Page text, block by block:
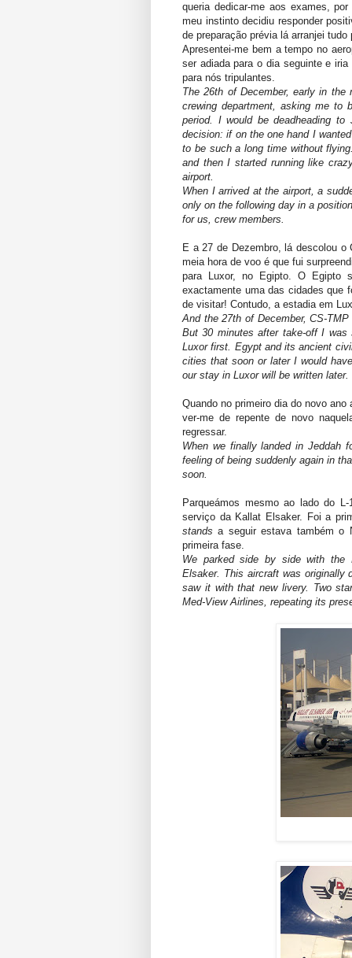
queria dedicar-me aos exames,
meu instinto decidiu responder
de preparação prévia lá arranjei
Apresentei-me bem a tempo no
ser adiada para o dia seguinte e
para nós tripulantes.
The 26th of December, early in
crewing department, asking me
period. I would be deadheading
decision: if on the one hand I
to be such a long time without
and then I started running like
airport.
When I arrived at the airport, a
only on the following day in a
for us, crew members.
E a 27 de Dezembro, lá descolou
meia hora de voo é que fui
para Luxor, no Egipto. O Egipto
exactamente uma das cidades que
de visitar! Contudo, a estadia em
And the 27th of December, CS-
But 30 minutes after take-off I was
Luxor first. Egypt and its ancient
cities that soon or later I would
our stay in Luxor will be written later.
Quando no primeiro dia do novo
ver-me de repente de novo
regressar.
When we finally landed in Jeddah
feeling of being suddenly again in
soon.
Parqueámos mesmo ao lado do L-
serviço da Kallat Elsaker. Foi a
stands a seguir estava também o
primeira fase.
We parked side by side with the
Elsaker. This aircraft was
saw it with that new livery. Two
Med-View Airlines, repeating its